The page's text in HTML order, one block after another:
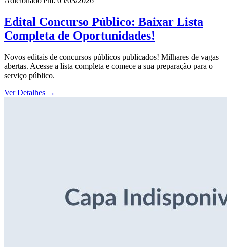
Edital Concurso Público: Baixar Lista
Completa de Oportunidades!
Novos editais de concursos públicos publicados! Milhares de vagas
abertas. Acesse a lista completa e comece a sua preparação para o
serviço público.
Ver Detalhes →